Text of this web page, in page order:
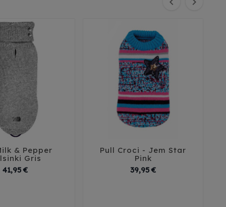
 
& Pepper
Gris
41,95 €Prix

Pull Croci - Jem Star
Pink
39,95 €Prix